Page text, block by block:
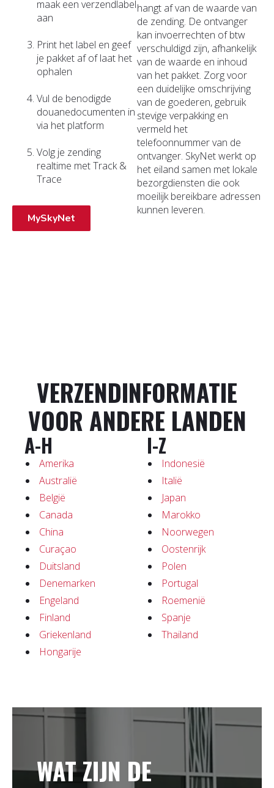
maak een verzendlabel
aan
Print het label en geef
je pakket af of laat het
ophalen
Vul de benodigde
douanedocumenten in
via het platform
Volg je zending
realtime met Track &
Trace
MySkyNet
hangt af van de waarde van
de zending. De ontvanger
kan invoerrechten of btw
verschuldigd zijn, afhankelijk
van de waarde en inhoud
van het pakket. Zorg voor
een duidelijke omschrijving
van de goederen, gebruik
stevige verpakking en
vermeld het
telefoonnummer van de
ontvanger. SkyNet werkt op
het eiland samen met lokale
bezorgdiensten die ook
moeilijk bereikbare adressen
kunnen leveren.
VERZENDINFORMATIE
VOOR ANDERE LANDEN
A-H
Amerika
Australië
België
Canada
China
Curaçao
Duitsland
Denemarken
Engeland
Finland
Griekenland
Hongarije
I-Z
Indonesië
Italië
Japan
Marokko
Noorwegen
Oostenrijk
Polen
Portugal
Roemenië
Spanje
Thailand
WAT ZIJN DE